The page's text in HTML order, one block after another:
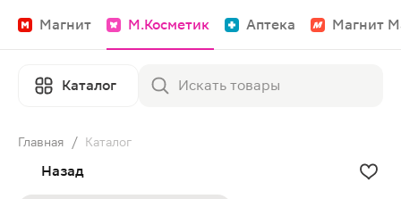
Магнит М.Косметик Аптека Магнит
Каталог
Главная / Каталог
Назад